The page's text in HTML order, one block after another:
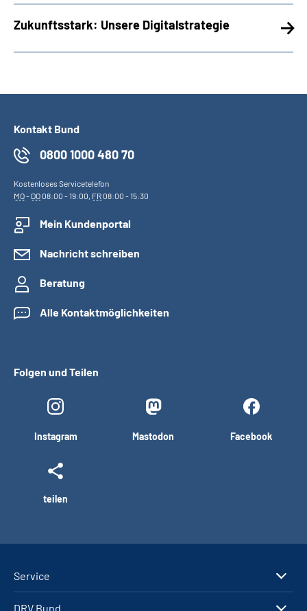
Zukunftsstark: Unsere Digitalstrategie
Kontakt Bund
0800 1000 480 70
Kostenloses Servicetelefon
MO- DO08:00 - 19:00, FR08:00 - 15:30
Mein Kundenportal
Nachricht schreiben
Beratung
Alle Kontaktmöglichkeiten
Folgen und Teilen
Instagram Mastodon Facebook
teilen
Service
DRV Bund